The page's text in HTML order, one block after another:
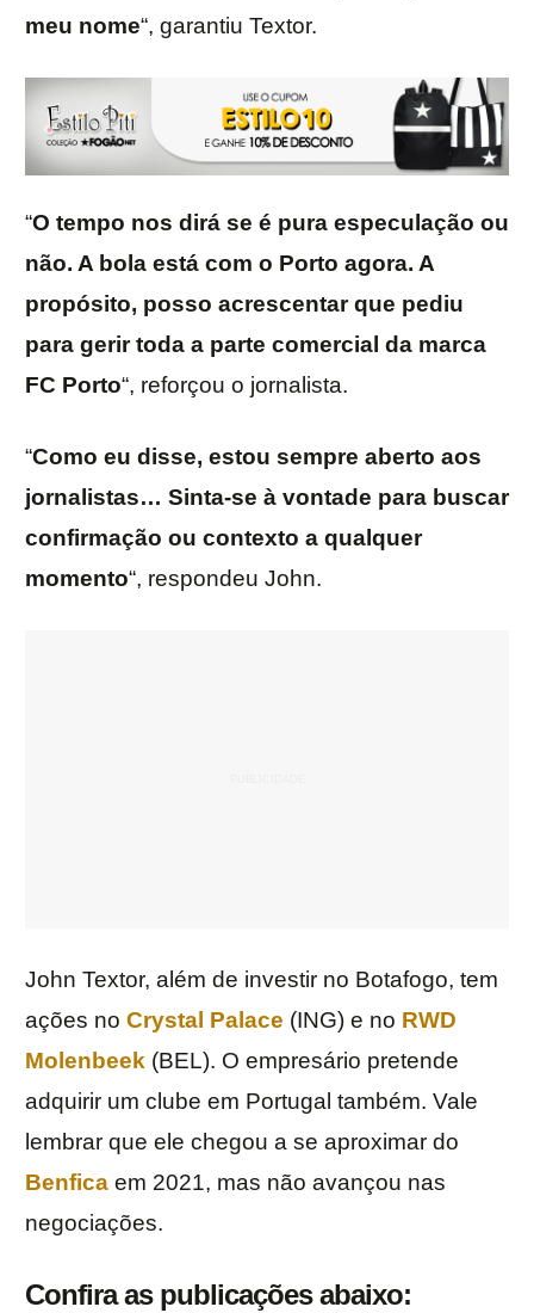
meu nome“, garantiu Textor.
“O tempo nos dirá se é pura especulação ou
não. A bola está com o Porto agora. A
propósito, posso acrescentar que pediu
para gerir toda a parte comercial da marca
FC Porto“, reforçou o jornalista.
“Como eu disse, estou sempre aberto aos
jornalistas… Sinta-se à vontade para buscar
confirmação ou contexto a qualquer
momento“, respondeu John.
John Textor, além de investir no Botafogo, tem
ações no Crystal Palace (ING) e no RWD
Molenbeek (BEL). O empresário pretende
adquirir um clube em Portugal também. Vale
lembrar que ele chegou a se aproximar do
Benfica em 2021, mas não avançou nas
negociações.
Confira as publicações abaixo: